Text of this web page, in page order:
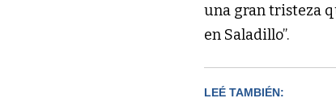
una gran tristeza
en Saladillo”.
LEÉ TAMBIÉN: